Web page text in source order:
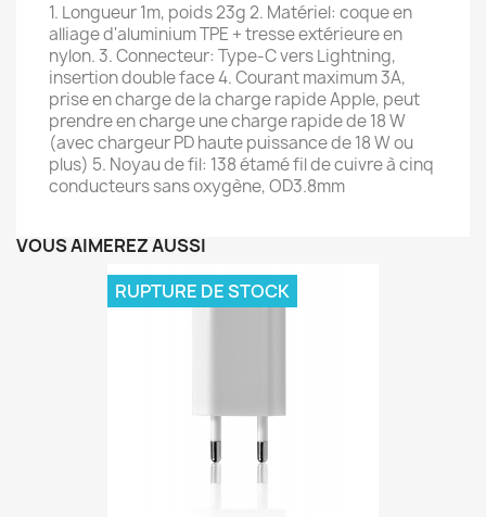
1. Longueur 1m, poids 23g 2. Matériel: coque en
alliage d'aluminium TPE + tresse extérieure en
nylon. 3. Connecteur: Type-C vers Lightning,
insertion double face 4. Courant maximum 3A,
prise en charge de la charge rapide Apple, peut
prendre en charge une charge rapide de 18 W
(avec chargeur PD haute puissance de 18 W ou
plus) 5. Noyau de fil: 138 étamé fil de cuivre à cinq
conducteurs sans oxygène, OD3.8mm
VOUS AIMEREZ AUSSI
RUPTURE DE STOCK